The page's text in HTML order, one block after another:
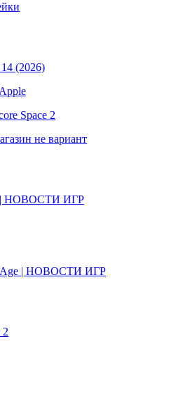
(2026)
Space 2
не вариант
| НОВОСТИ ИГР
Age | НОВОСТИ ИГР
2